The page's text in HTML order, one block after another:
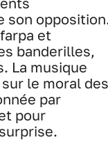
son
et
banderilles,
La musique
le moral des
par
pour